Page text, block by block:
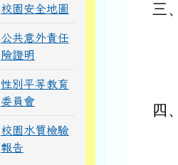
校園安全地圖
公共意外責任
險證明
性別平等教育
委員會
校園水質檢驗
報告
三、
四、